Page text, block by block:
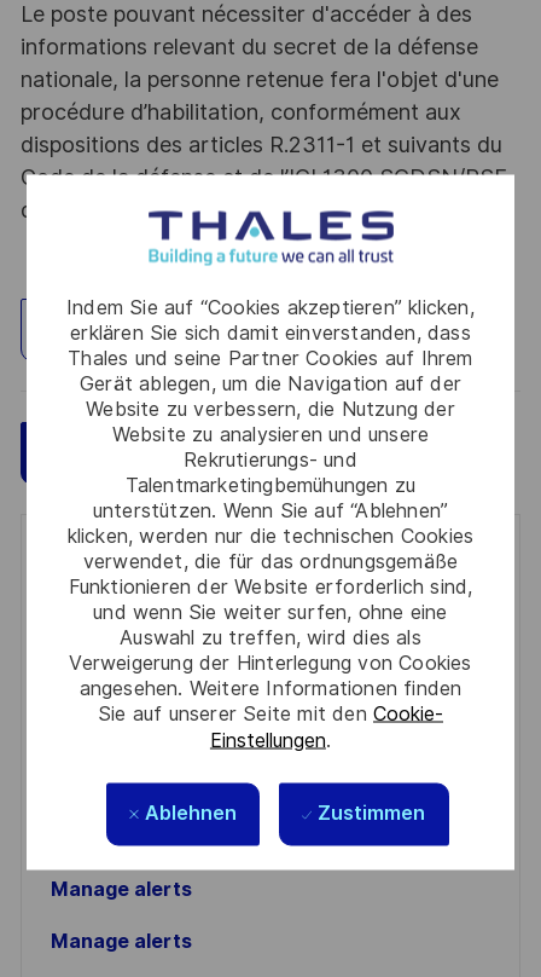
Indem Sie auf “Cookies akzeptieren” klicken,
erklären Sie sich damit einverstanden, dass
Thales und seine Partner Cookies auf Ihrem
Gerät ablegen, um die Navigation auf der
Website zu verbessern, die Nutzung der
Website zu analysieren und unsere
Rekrutierungs- und
Talentmarketingbemühungen zu
unterstützen. Wenn Sie auf “Ablehnen”
klicken, werden nur die technischen Cookies
verwendet, die für das ordnungsgemäße
Funktionieren der Website erforderlich sind,
und wenn Sie weiter surfen, ohne eine
Auswahl zu treffen, wird dies als
Verweigerung der Hinterlegung von Cookies
angesehen. Weitere Informationen finden
Sie auf unserer Seite mit den Cookie-
Einstellungen.
Ablehnen Zustimmen
Le poste pouvant nécessiter d'accéder à des
informations relevant du secret de la défense
nationale, la personne retenue fera l'objet d'une
procédure d’habilitation, conformément aux
dispositions des articles R.2311-1 et suivants du
Code de la défense et de l’IGI 1300 SGDSN/PSE
du 09 août 2021.
Standort erkunden
Jetzt bewerben Speichern
Get notified for similar jobs
You'll receive updates once a week
Enter
Email
address
Prüfen Sie die Bedingungen für die Verarbeitung
Aktivieren
Manage alerts
Manage alerts